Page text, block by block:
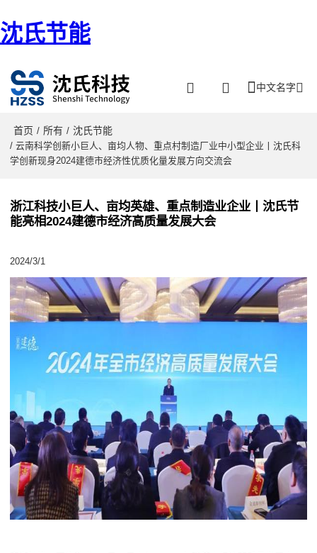
沈氏节能
中文名字
首页 / 所有 / 沈氏节能
/ 云南科学创新小巨人、亩均人物、重点村制造厂业中小型企业丨沈氏科
学创新现身2024建德市经济性优质化量发展方向交流会
浙江科技小巨人、亩均英雄、重点制造业企业丨沈氏节
能亮相2024建德市经济高质量发展大会
2024/3/1